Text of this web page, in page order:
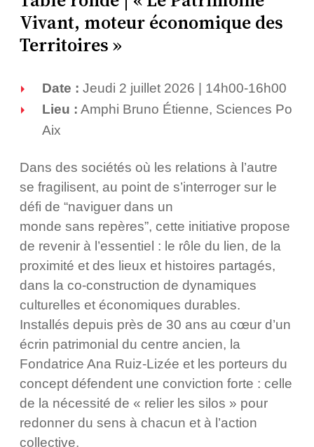
Vivant, moteur économique des
Territoires »
Date : Jeudi 2 juillet 2026 | 14h00-16h00
Lieu : Amphi Bruno Étienne, Sciences Po
Aix
Dans des sociétés où les relations à l’autre
se fragilisent, au point de s’interroger sur le
défi de “naviguer dans un
monde sans repères”, cette initiative propose
de revenir à l’essentiel : le rôle du lien, de la
proximité et des lieux et histoires partagés,
dans la co-construction de dynamiques
culturelles et économiques durables.
Installés depuis près de 30 ans au cœur d’un
écrin patrimonial du centre ancien, la
Fondatrice Ana Ruiz-Lizée et les porteurs du
concept défendent une conviction forte : celle
de la nécessité de « relier les silos » pour
redonner du sens à chacun et à l’action
collective.